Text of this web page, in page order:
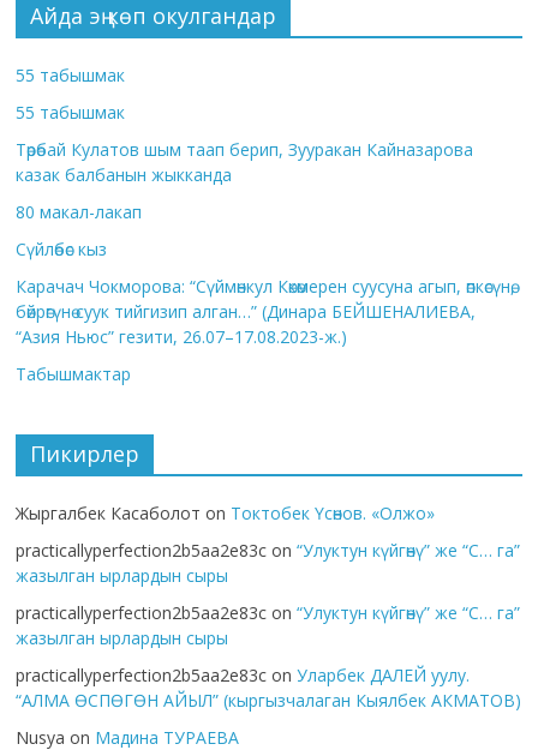
Айда эң көп окулгандар
55 табышмак
55 табышмак
Төрөбай Кулатов шым таап берип, Зууракан Кайназарова
казак балбанын жыкканда
80 макал-лакап
Сүйлөбөс кыз
Карачач Чокморова: “Сүймөнкул Көкөмерен суусуна агып, өпкөсүнө,
бөйрөгүнө суук тийгизип алган…” (Динара БЕЙШЕНАЛИЕВА,
“Азия Ньюс” гезити, 26.07–17.08.2023-ж.)
Табышмактар
Пикирлер
Жыргалбек Касаболот on Токтобек Үсөнов. «Олжо»
practicallyperfection2b5aa2e83c on“Улуктун күйгөнү” же “С… га”
жазылган ырлардын сыры
practicallyperfection2b5aa2e83c on“Улуктун күйгөнү” же “С… га”
жазылган ырлардын сыры
practicallyperfection2b5aa2e83c onУларбек ДАЛЕЙ уулу.
“АЛМА ӨСПӨГӨН АЙЫЛ” (кыргызчалаган Кыялбек АКМАТОВ)
Nusya on Мадина ТУРАЕВА